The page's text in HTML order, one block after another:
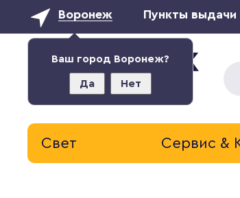
Воронеж
Ваш город Воронеж?
Да Нет
Пункты выдачи
Свет Сервис &